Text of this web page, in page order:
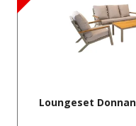
Loungeset